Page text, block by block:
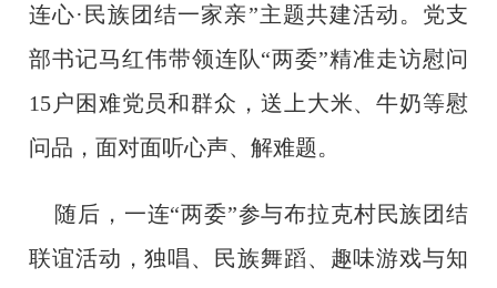
连心·民族团结一家亲”主题共建活动。党支
部书记马红伟带领连队“两委”精准走访慰问
15户困难党员和群众，送上大米、牛奶等慰
问品，面对面听心声、解难题。
随后，一连“两委”参与布拉克村民族团结
联谊活动，独唱、民族舞蹈、趣味游戏与知